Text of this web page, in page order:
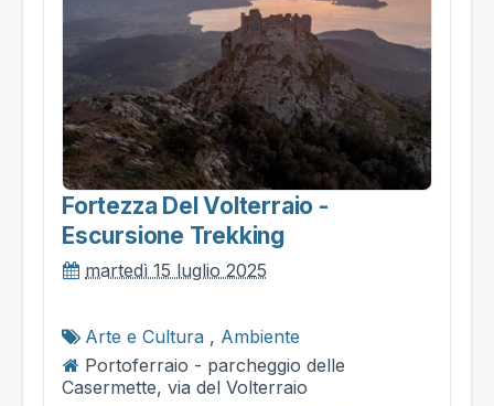
Fortezza Del Volterraio -
Escursione Trekking
martedì 15 luglio 2025
Arte e Cultura , Ambiente
Portoferraio - parcheggio delle
Casermette, via del Volterraio